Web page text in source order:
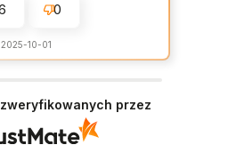
nich. 👍️😎
0
2025-10-01
przez